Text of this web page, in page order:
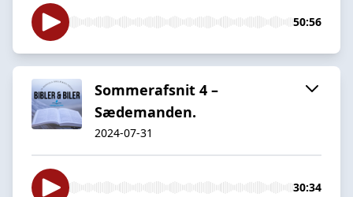
50:56
Sommerafsnit 4 –
Sædemanden.
2024-07-31
30:34